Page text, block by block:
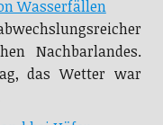
Wasserfällen
Nachbarlandes.
das Wetter war